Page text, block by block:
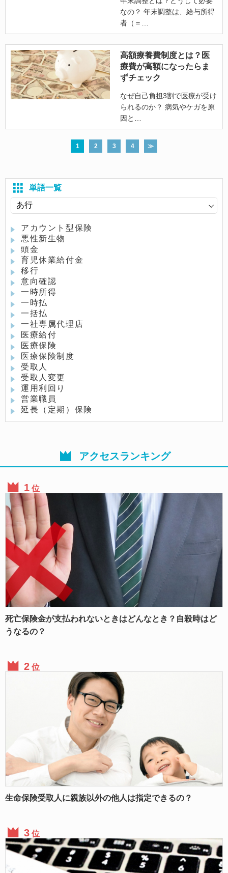
なの？ 年末調整は、給与所得
者（＝
高額療養費制度とは？医
療費が高額になったらま
ずチェック
なぜ自己負担3割で医療が受け
られるのか？ 病気やケガを原
因と
1 2 3 4 ≫
単語一覧
アカウント型保険
悪性新生物
頭金
育児休業給付金
移行
意向確認
一時所得
一時払
一括払
一社専属代理店
医療給付
医療保険
医療保険制度
受取人
受取人変更
運用利回り
営業職員
延長（定期）保険
アクセスランキング
位
死亡保険金が支払われないときはどんなとき？自殺時はど
うなるの？
位
生命保険受取人に親族以外の他人は指定できるの？
位